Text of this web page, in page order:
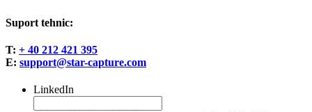
Suport tehnic:
T: + 40 212 421 395
E: support@star-capture.com
LinkedIn